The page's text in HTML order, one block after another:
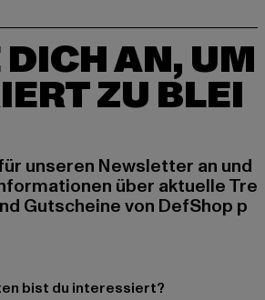
AN, UM
ZU BLEI
unseren Newsletter an und
über aktuelle Tre
Gutscheine von DefShop p
bist du interessiert?